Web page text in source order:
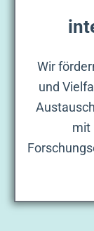
Wir
und
mit